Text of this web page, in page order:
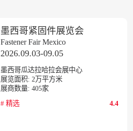
墨西哥紧固件展览会
Fastener Fair Mexico
2026.09.03-09.05
墨西哥瓜达拉哈拉会展中心
展览面积: 2 万平方米
展商数量: 405家
# 精选 4.4